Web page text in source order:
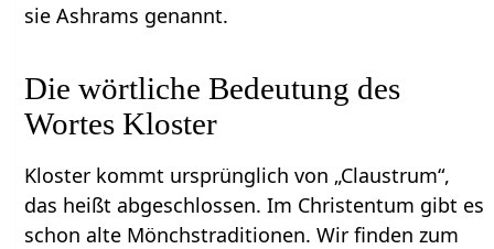
sie Ashrams genannt.
Die wörtliche Bedeutung des
Wortes Kloster
Kloster kommt ursprünglich von „Claustrum“,
das heißt abgeschlossen. Im Christentum gibt es
schon alte Mönchstraditionen. Wir finden zum